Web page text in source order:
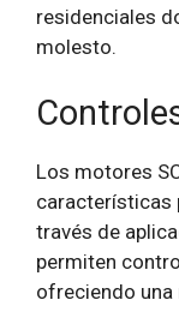
residenciales
molesto.
Los motores
características
través de
permiten
ofreciendo una